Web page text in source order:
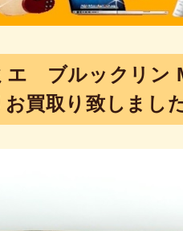
ブルックリン
買取り致しまし